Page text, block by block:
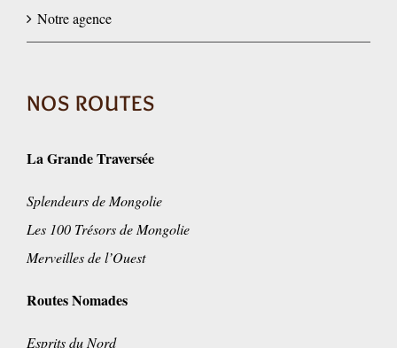
Notre agence
NOS ROUTES
La Grande Traversée
Splendeurs de Mongolie
Les 100 Trésors de Mongolie
Merveilles de l’Ouest
Routes Nomades
Esprits du Nord